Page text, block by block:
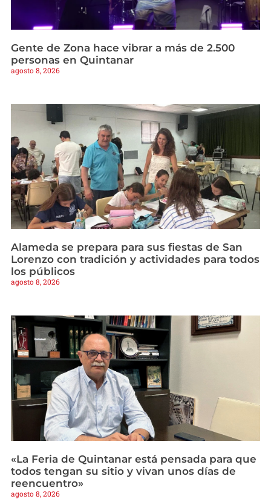
Gente de Zona hace vibrar a más de 2.500
personas en Quintanar
agosto 8, 2026
Alameda se prepara para sus fiestas de San
Lorenzo con tradición y actividades para todos
los públicos
agosto 8, 2026
«La Feria de Quintanar está pensada para que
todos tengan su sitio y vivan unos días de
reencuentro»
agosto 8, 2026